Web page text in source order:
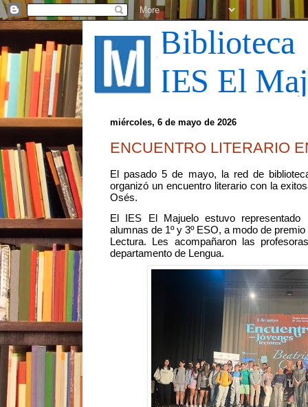
miércoles, 6 de mayo de 2026
ENCUENTRO LITERARIO
El pasado 5 de mayo, la red de
organizó un encuentro literario con la
Osés.
El IES El Majuelo estuvo
alumnas de 1º y 3º ESO, a modo de
Lectura. Les acompañaron las
departamento de Lengua.